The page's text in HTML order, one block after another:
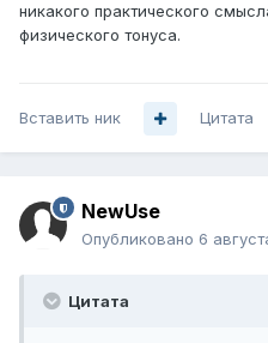
никакого практического
физического тонуса.
Вставить ник Цитата
NewUse
Опубликовано 6
Цитата